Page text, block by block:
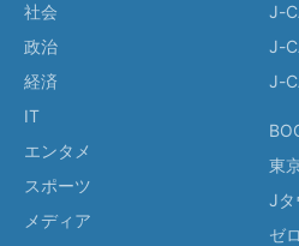
社会
政治
経済
IT
エンタメ
スポーツ
メディア
J-
J-
J-
東
Jタ
ゼ